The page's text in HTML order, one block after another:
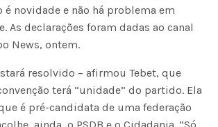
é novidade e não há problema em
As declarações foram dadas ao canal
News, ontem.
resolvido – afirmou Tebet, que
terá “unidade” do partido. Ela
é pré-candidata de uma federação